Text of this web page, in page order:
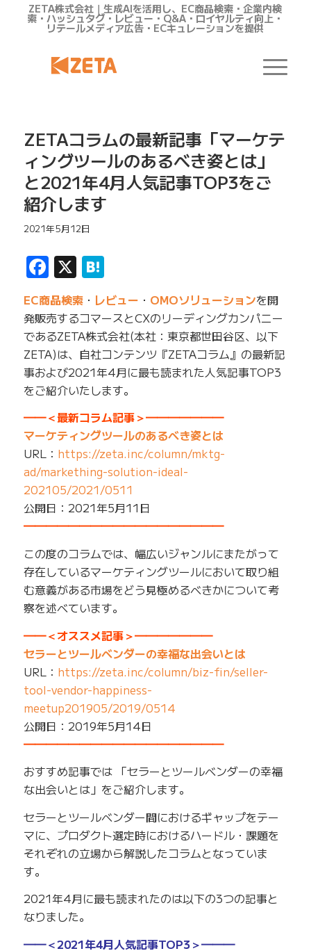
ZETA株式会社｜生成AIを活用し、EC商品検索・企業内検
索・ハッシュタグ・レビュー・Q&A・ロイヤルティ向上・
リテールメディア広告・ECキュレーションを提供
ZETAコラムの最新記事「マーケテ
ィングツールのあるべき姿とは」
と2021年4月人気記事TOP3をご
紹介します
2021年5月12日
Facebook
X Hatena
EC商品検索・ レビュー ・ OMOソリューションを開
発販売するコマースとCXのリーディングカンパニー
であるZETA株式会社(本社：東京都世田谷区、以下
ZETA)は、自社コンテンツ『ZETAコラム』の最新記
事および2021年4月に最も読まれた人気記事TOP3
をご紹介いたします。
━━＜最新コラム記事＞━━━━━━━
マーケティングツールのあるべき姿とは
URL： https://zeta.inc/column/mktg-
ad/markething-solution-ideal-
202105/2021/0511
公開日：2021年5月11日
━━━━━━━━━━━━━━━━━━
この度のコラムでは、幅広いジャンルにまたがって
存在しているマーケティングツールにおいて取り組
む意義がある市場をどう見極めるべきかについて考
察を述べています。
━━＜オススメ記事＞━━━━━━━
セラーとツールベンダーの幸福な出会いとは
URL： https://zeta.inc/column/biz-fin/seller-
tool-vendor-happiness-
meetup201905/2019/0514
公開日：2019年5月14日
━━━━━━━━━━━━━━━━━━
おすすめ記事では 「セラーとツールベンダーの幸福
な出会いとは」をご紹介します。
セラーとツールベンダー間におけるギャップをテー
マに、プロダクト選定時におけるハードル・課題を
それぞれの立場から解説したコラムとなっていま
す。
2021年4月に最も読まれたのは以下の3つの記事と
なりました。
━━＜2021年4月人気記事TOP3＞━━━